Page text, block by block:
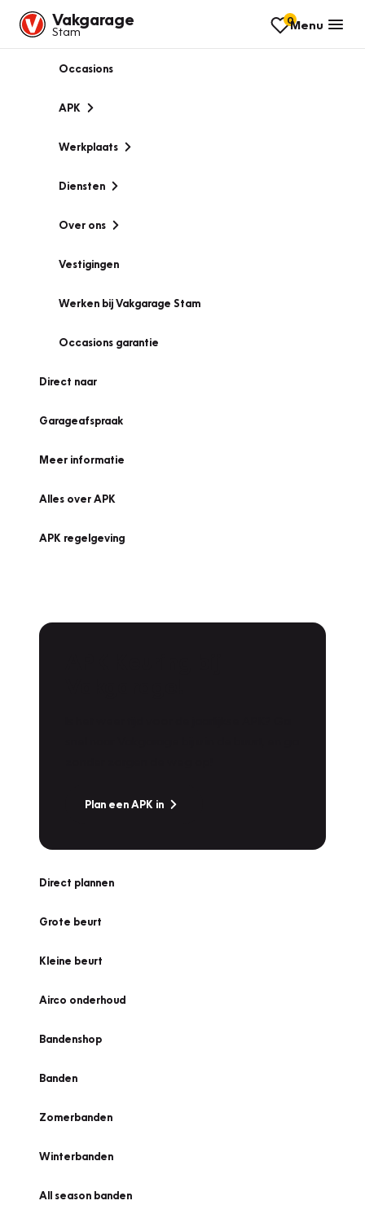
Vakgarage
Stam
0Menu
Occasions
APK
Werkplaats
Diensten
Over ons
Vestigingen
Werken bij Vakgarage Stam
Occasions garantie
Direct naar
Garageafspraak
Meer informatie
Alles over APK
APK regelgeving
Plan een APK in
Direct plannen
Grote beurt
Kleine beurt
Airco onderhoud
Bandenshop
Banden
Zomerbanden
Winterbanden
All season banden